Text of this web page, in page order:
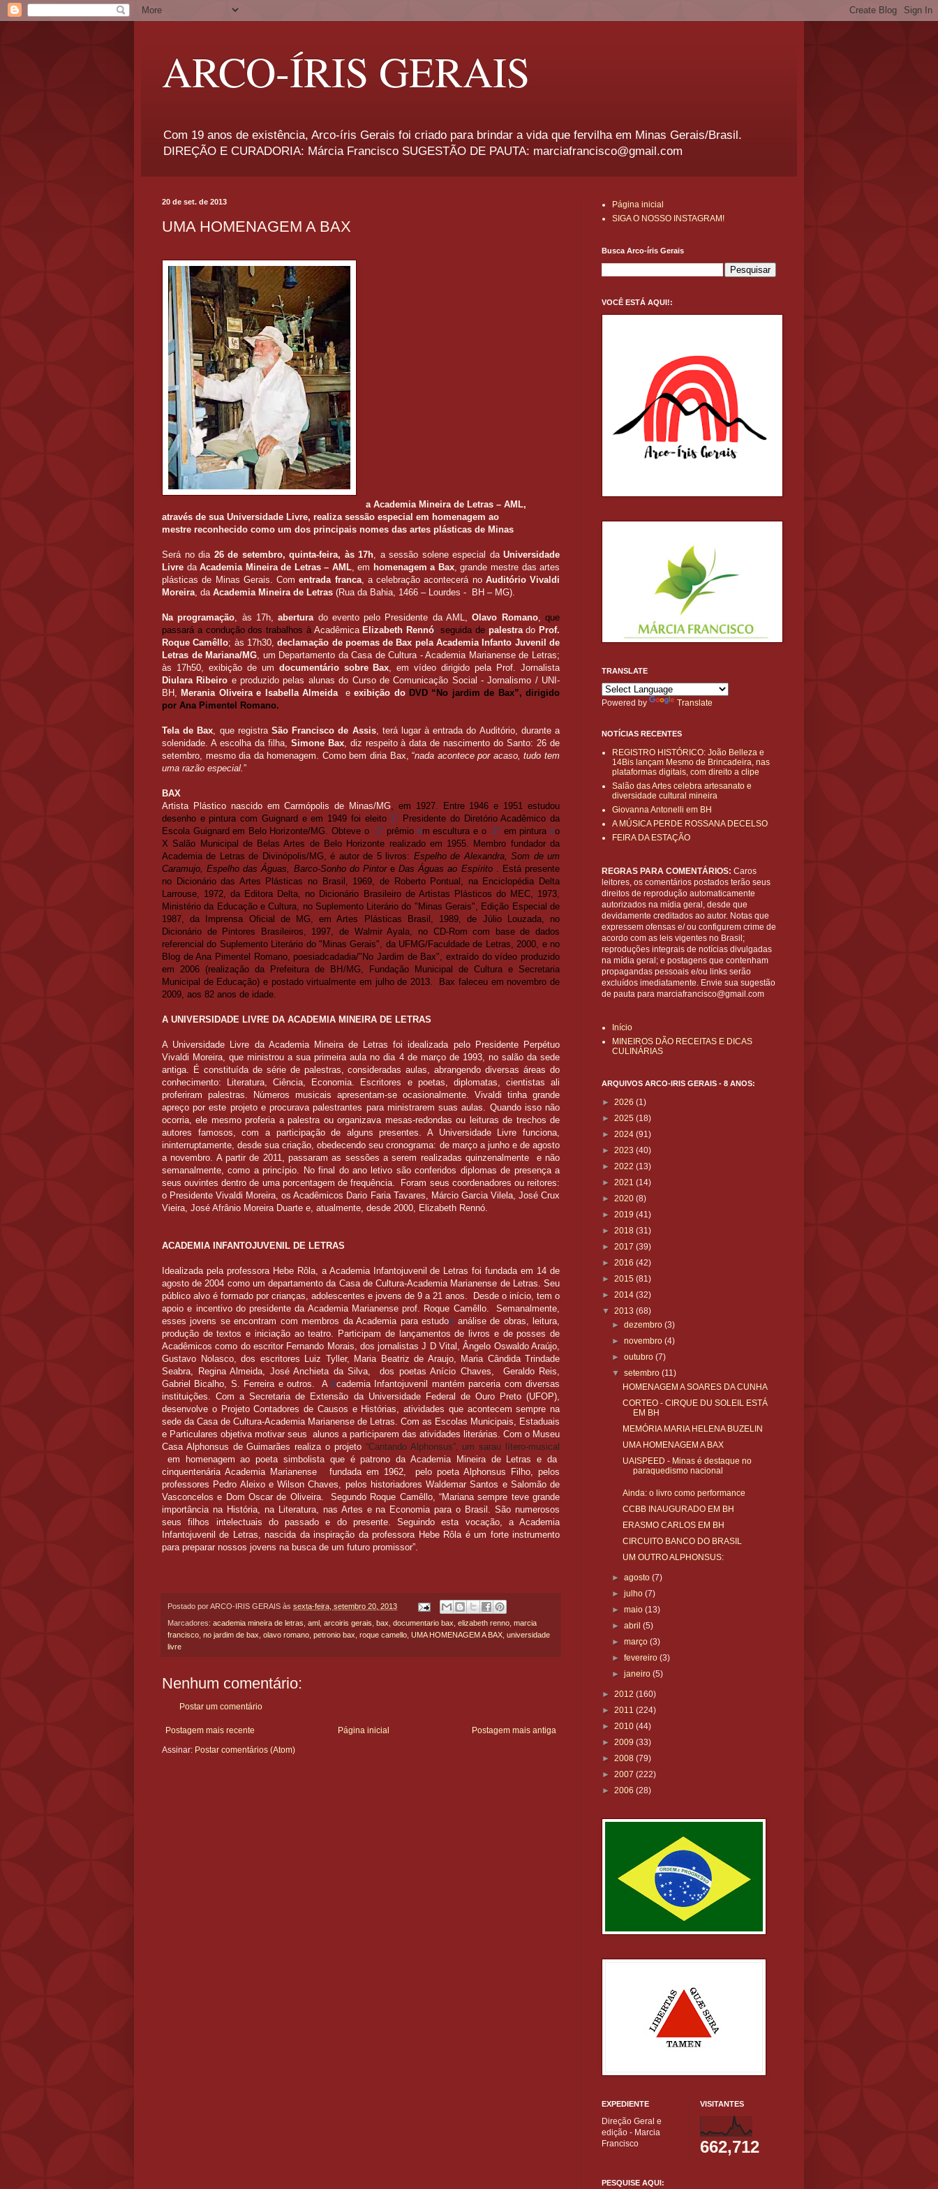
ARCO-ÍRIS GERAIS
Com 19 anos de existência, Arco-íris Gerais foi criado para brindar a vida que fervilha em Minas Gerais/Brasil.
DIREÇÃO E CURADORIA: Márcia Francisco SUGESTÃO DE PAUTA: marciafrancisco@gmail.com
20 de set. de 2013
UMA HOMENAGEM A BAX
a Academia Mineira de Letras – AML,
através de sua Universidade Livre, realiza sessão especial em homenagem ao
mestre reconhecido como um dos principais nomes das artes plásticas de Minas
Será no dia 26 de setembro, quinta-feira, às 17h, a sessão solene especial da Universidade
Livre daAcademia Mineira de Letras – AML, em homenagem a Bax, grande mestre das artes
plásticas de Minas Gerais. Comentrada franca, a celebração acontecerá no Auditório Vivaldi
Moreira, da Academia Mineira de Letras (Rua da Bahia, 1466 – Lourdes - BH – MG).
Na programação, às 17h,aberturado evento pelo Presidente da AML,Olavo Romano,que
passará a condução dos trabalhos à Acadêmica Elizabeth Rennó; seguida de palestrado Prof.
Roque Camêllo; às 17h30,declamação de poemas de Bax pela Academia Infanto Juvenil de
Letras de Mariana/MG, um Departamento da Casa de Cultura - Academia Marianense de Letras;
às 17h50, exibição de um documentário sobre Bax, em vídeo dirigido pela Prof. Jornalista
Diulara Ribeiro e produzido pelas alunas do Curso de Comunicação Social - Jornalismo / UNI-
BH, Merania Oliveira e Isabella Almeidaeexibição do DVD “No jardim de Bax”, dirigido
por Ana Pimentel Romano.
Tela de Bax, que registra São Francisco de Assis, terá lugar à entrada do Auditório, durante a
solenidade. A escolha da filha, Simone Bax, diz respeito à data de nascimento do Santo: 26 de
setembro, mesmo dia da homenagem. Como bem diria Bax, “nada acontece por acaso, tudo tem
uma razão especial.”
BAX
Artista Plástico nascido em Carmópolis de Minas/MG, em 1927. Entre 1946 e 1951 estudou
desenho e pintura com Guignard e em 1949 foi eleito 1° Presidente do Diretório Acadêmico da
Escola Guignard em Belo Horizonte/MG. Obteve o 1° prêmio em escultura e o .2° em pintura no
X Salão Municipal de Belas Artes de Belo Horizonte realizado em 1955. Membro fundador da
Academia de Letras de Divinópolis/MG, é autor de 5 livros: Espelho de Alexandra, Som de um
Caramujo, Espelho das Águas, Barco-Sonho do Pintor eDas Águas ao Espírito . Está presente
no Dicionário das Artes Plásticas no Brasil, 1969, de Roberto Pontual, na Enciclopédia Delta
Larrouse, 1972, da Editora Delta, no Dicionário Brasileiro de Artistas Plásticos do MEC, 1973,
Ministério da Educação e Cultura, no Suplemento Literário do "Minas Gerais", Edição Especial de
1987, da Imprensa Oficial de MG, em Artes Plásticas Brasil, 1989, de Júlio Louzada, no
Dicionário de Pintores Brasileiros, 1997, de Walmir Ayala, no CD-Rom com base de dados
referencial do Suplemento Literário do "Minas Gerais", da UFMG/Faculdade de Letras, 2000, e no
Blog de Ana Pimentel Romano, poesiadcadadia/"No Jardim de Bax", extraído do vídeo produzido
em 2006 (realização da Prefeitura de BH/MG, Fundação Municipal de Cultura e Secretaria
Municipal de Educação) e postado virtualmente em julho de 2013. Bax faleceu em novembro de
2009, aos 82 anos de idade.
A UNIVERSIDADE LIVRE DA ACADEMIA MINEIRA DE LETRAS
A Universidade Livre da Academia Mineira de Letras foi idealizada pelo Presidente Perpétuo
Vivaldi Moreira, que ministrou a sua primeira aula no dia 4 de março de 1993, no salão da sede
antiga. É constituída de série de palestras, consideradas aulas, abrangendo diversas áreas do
conhecimento: Literatura, Ciência, Economia. Escritores e poetas, diplomatas, cientistas ali
proferiram palestras. Números musicais apresentam-se ocasionalmente. Vivaldi tinha grande
apreço por este projeto e procurava palestrantes para ministrarem suas aulas. Quando isso não
ocorria, ele mesmo proferia a palestra ou organizava mesas-redondas ou leituras de trechos de
autores famosos, com a participação de alguns presentes. A Universidade Livre funciona,
ininterruptamente, desde sua criação, obedecendo seu cronograma: de março a junho e de agosto
a novembro. A partir de 2011, passaram as sessões a serem realizadas quinzenalmente e não
semanalmente, como a princípio. No final do ano letivo são conferidos diplomas de presença a
seus ouvintes dentro de uma porcentagem de frequência. Foram seus coordenadores ou reitores:
o Presidente Vivaldi Moreira, os Acadêmicos Dario Faria Tavares, Márcio Garcia Vilela, José Crux
Vieira, José Afrânio Moreira Duarte e, atualmente, desde 2000, Elizabeth Rennó.
ACADEMIA INFANTOJUVENIL DE LETRAS
Idealizada pela professora Hebe Rôla, a Academia Infantojuvenil de Letras foi fundada em 14 de
agosto de 2004 como um departamento da Casa de Cultura-Academia Marianense de Letras. Seu
público alvo é formado por crianças, adolescentes e jovens de 9 a 21 anos. Desde o início, tem o
apoio e incentivo do presidente da Academia Marianense prof. Roque Camêllo. Semanalmente,
esses jovens se encontram com membros da Academia para estudoe análise de obras, leitura,
produção de textos e iniciação ao teatro. Participam de lançamentos de livros e de posses de
Acadêmicos como do escritor Fernando Morais, dos jornalistas J D Vital, Ângelo Oswaldo Araújo,
Gustavo Nolasco, dos escritores Luiz Tyller, Maria Beatriz de Araujo, Maria Cândida Trindade
Seabra, Regina Almeida, José Anchieta da Silva, dos poetas Anício Chaves, Geraldo Reis,
Gabriel Bicalho, S. Ferreira e outros. AAcademia Infantojuvenil mantém parceria com diversas
instituições. Com a Secretaria de Extensão da Universidade Federal de Ouro Preto (UFOP),
desenvolve o Projeto Contadores de Causos e Histórias, atividades que acontecem sempre na
sede da Casa de Cultura-Academia Marianense de Letras. Com as Escolas Municipais, Estaduais
e Particulares objetiva motivar seus alunos a participarem das atividades literárias. Com o Museu
Casa Alphonsus de Guimarães realiza o projeto “Cantando Alphonsus”, um sarau lítero-musical
em homenagem ao poeta simbolista que é patrono da Academia Mineira de Letras e da
cinquentenária Academia Marianense,
fundada em 1962, pelo poeta Alphonsus Filho, pelos
professores Pedro Aleixo e Wilson Chaves, pelos historiadores Waldemar Santos e Salomão de
Vasconcelos e Dom Oscar de Oliveira. Segundo Roque Camêllo, “Mariana sempre teve grande
importância na História, na Literatura, nas Artes e na Economia para o Brasil. São numerosos
seus filhos intelectuais do passado e do presente. Seguindo esta vocação, a Academia
Infantojuvenil de Letras, nascida da inspiração da professora Hebe Rôla é um forte instrumento
para preparar nossos jovens na busca de um futuro promissor”.
Postado porARCO-IRIS GERAIS às sexta-feira, setembro 20, 2013
Marcadores: academia mineira de letras, aml , arcoiris gerais, bax, documentario bax, elizabeth renno, marcia
francisco, no jardim de bax, olavo romano, petronio bax, roque camello, UMA HOMENAGEM A BAX, universidade
livre
Nenhum comentário:
Postar um comentário
Postagem mais recente Postagem mais antiga
Página inicial
Assinar: Postar comentários (Atom)
Página inicial
SIGA O NOSSO INSTAGRAM!
Busca Arco-íris Gerais
VOCÊ ESTÁ AQUI!:
TRANSLATE
Powered by Translate
NOTÍCIAS RECENTES
REGISTRO HISTÓRICO: João Belleza e
14Bis lançam Mesmo de Brincadeira, nas
plataformas digitais, com direito a clipe
Salão das Artes celebra artesanato e
diversidade cultural mineira
Giovanna Antonelli em BH
A MÚSICA PERDE ROSSANA DECELSO
FEIRA DA ESTAÇÃO
REGRAS PARA COMENTÁRIOS: Caros
leitores, os comentários postados terão seus
direitos de reprodução automaticamente
autorizados na mídia geral, desde que
devidamente creditados ao autor. Notas que
expressem ofensas e/ ou configurem crime de
acordo com as leis vigentes no Brasil;
reproduções integrais de notícias divulgadas
na mídia geral; e postagens que contenham
propagandas pessoais e/ou links serão
excluídos imediatamente. Envie sua sugestão
de pauta para marciafrancisco@gmail.com
Início
MINEIROS DÃO RECEITAS E DICAS
CULINÁRIAS
ARQUIVOS ARCO-IRIS GERAIS - 8 ANOS:
► 2026 (1)
► 2025 (18)
► 2024 (91)
► 2023 (40)
► 2022 (13)
► 2021 (14)
► 2020 (8)
► 2019 (41)
► 2018 (31)
► 2017 (39)
► 2016 (42)
► 2015 (81)
► 2014 (32)
▼ 2013 (68)
►dezembro(3)
►novembro(4)
►outubro(7)
▼setembro(11)
HOMENAGEM A SOARES DA CUNHA
CORTEO - CIRQUE DU SOLEIL ESTÁ
EM BH
MEMÓRIA MARIA HELENA BUZELIN
UMA HOMENAGEM A BAX
UAISPEED - Minas é destaque no
paraquedismo nacional
Ainda: o livro como performance
CCBB INAUGURADO EM BH
ERASMO CARLOS EM BH
CIRCUITO BANCO DO BRASIL
UM OUTRO ALPHONSUS:
►agosto(7)
►julho(7)
►maio(13)
►abril(5)
►março(3)
►fevereiro(3)
►janeiro(5)
► 2012 (160)
► 2011 (224)
► 2010 (44)
► 2009 (33)
► 2008 (79)
► 2007 (222)
► 2006 (28)
EXPEDIENTE
Direção Geral e
edição - Marcia
Francisco
VISITANTES
662,712
PESQUISE AQUI: